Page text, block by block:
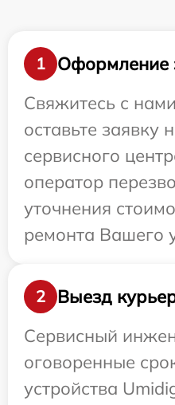
1
Оформление
Свяжитесь с
оставьте заявку
сервисного
оператор
уточнения
ремонта Вашего
2
Выезд
Сервисный
оговоренные
устройства